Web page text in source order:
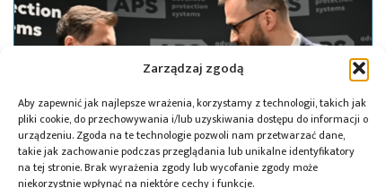
Zarządzaj zgodą
Aby zapewnić jak najlepsze wrażenia, korzystamy z technologii, takich jak
pliki cookie, do przechowywania i/lub uzyskiwania dostępu do informacji o
urządzeniu. Zgoda na te technologie pozwoli nam przetwarzać dane,
takie jak zachowanie podczas przeglądania lub unikalne identyfikatory
na tej stronie. Brak wyrażenia zgody lub wycofanie zgody może
niekorzystnie wpłynąć na niektóre cechy i funkcje.